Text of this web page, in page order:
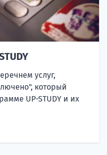
услуг,
который
UP-STUDY и их